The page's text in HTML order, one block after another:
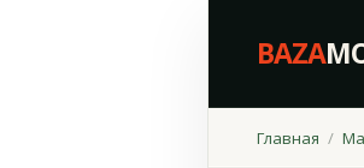
BAZA
Главная